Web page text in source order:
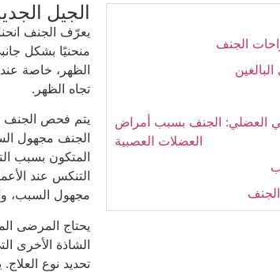
الجنف
العضلي: الجنف بسبب أمراض
العضلات العصبية
الجيل
يعرّف الجنف
منحنيًا بشكل
الظهر، خاصة
تجاه الظهر.
يتم فحص الجنف
الجنف مجهول
المتكون بسبب
التنكس عند
مجهول السبب،
يحتاج المرضى
الشاذة الأخرى
تحديد نوع